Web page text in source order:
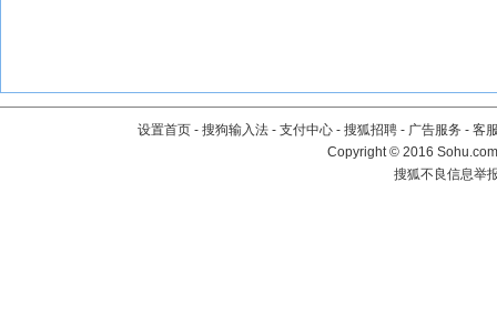
设置首页 - 搜狗输入法 - 支付中心 - 搜狐招聘 - 广告服务 - 客
Copyright©2016
搜狐不良信息举